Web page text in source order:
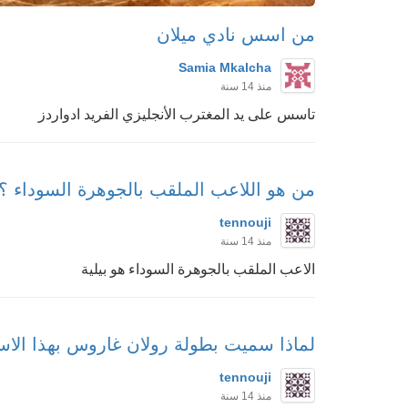
من اسس نادي ميلان
Samia Mkalcha
منذ 14 سنة
تاسس على يد المغترب الأنجليزي الفريد ادواردز
من هو اللاعب الملقب بالجوهرة السوداء
tennouji
منذ 14 سنة
الاعب الملقب بالجوهرة السوداء هو بيلية
لماذا سميت بطولة رولان غاروس بهذا
tennouji
منذ 14 سنة